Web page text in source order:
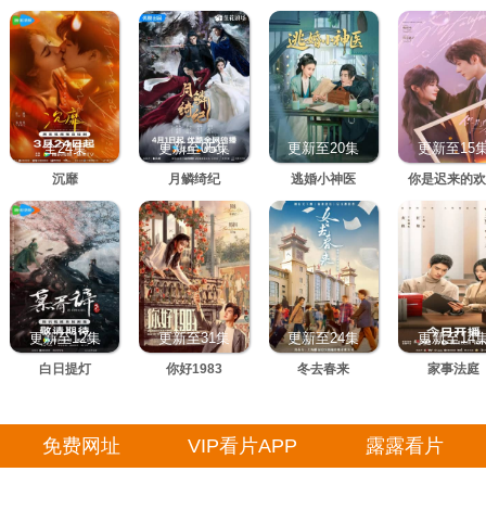
全24集
沉靡
更新至05集
月鳞绮纪
更新至20集
逃婚小神医
更新至15
你是迟来的
更新至12集
白日提灯
更新至31集
你好1983
更新至24集
冬去春来
更新至14
家事法庭
免费网址 VIP看片APP 露露看片